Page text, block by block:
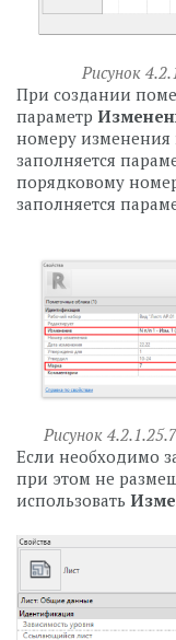
Рисунок
При создании
параметр
номеру изменения
заполняется
порядковому
заполняется
Рисунок
Если необходимо
при этом не
использовать